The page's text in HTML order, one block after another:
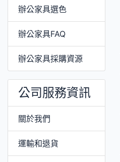
辦公家具選色
辦公家具FAQ
辦公家具採購資源
公司服務資訊
關於我們
運輸和退貨